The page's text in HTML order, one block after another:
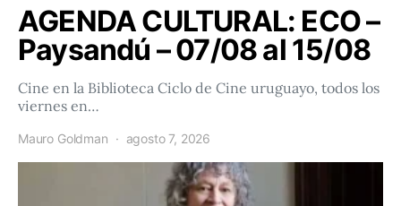
AGENDA CULTURAL: ECO –
Paysandú – 07/08 al 15/08
Cine en la Biblioteca Ciclo de Cine uruguayo, todos los
viernes en…
Mauro Goldman agosto 7, 2026